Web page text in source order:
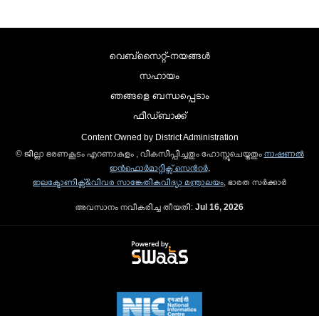
വെബ്സൈറ്റ്-നയങ്ങള്‍
സഹായം
ഞങ്ങളെ ബന്ധപ്പെടാം
ഫീഡ്ബാക്ക്
Content Owned by District Administration
© ജില്ലാ ഭരണകൂടം എറണാകുളം , വികസിപ്പിച്ചതും ഹോസ്റ്റുചെയ്തതും നാഷണല്‍
ഇന്‍ഫൊര്‍മാറ്റിക്സ് സെന്‍റര്‍,
ഇലക്ട്രോണിക്സ്&വിവര സാങ്കേതികവിദ്യാ മന്ത്രാലയം, ഭാരത സര്‍ക്കാര്‍
അവസാനം നവീകരിച്ച തീയതി: Jul 16, 2026